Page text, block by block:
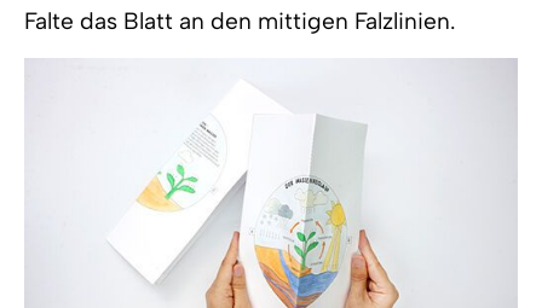
Falte das Blatt an den mittigen Falzlinien.